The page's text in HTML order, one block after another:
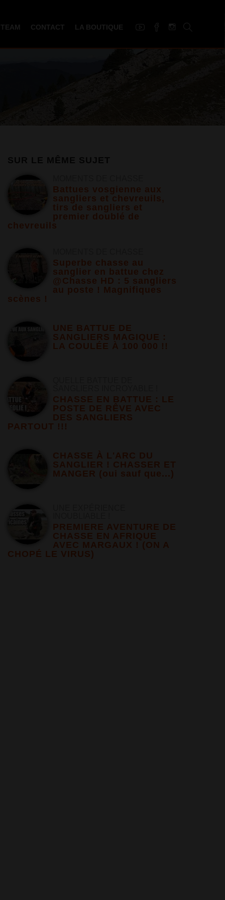
CONTACT LA BOUTIQUE
Battues vosgienne aux
sangliers et chevreuils,
tirs de sangliers et
premier doublé de
chevreuils
Superbe chasse au
sanglier en battue chez
@Chasse HD : 5 sangliers
au poste ! Magnifiques
scènes !
UNE BATTUE DE
SANGLIERS MAGIQUE :
LA COULÉE À 100 000 !!
CHASSE EN BATTUE : LE
POSTE DE RÊVE AVEC
DES SANGLIERS
PARTOUT !!!
CHASSE À L'ARC DU
SANGLIER ! CHASSER ET
MANGER (oui sauf que...)
PREMIERE AVENTURE DE
CHASSE EN AFRIQUE
AVEC MARGAUX ! (ON A
CHOPÉ LE VIRUS)